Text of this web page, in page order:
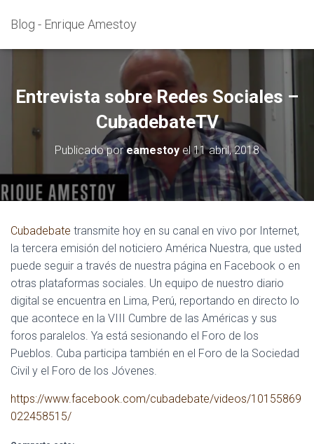
Blog - Enrique Amestoy
Entrevista sobre Redes Sociales –
CubadebateTV
Publicado poreamestoy el11 abril, 2018
Cubadebate transmite hoy en su canal en vivo por Internet,
la tercera emisión del noticiero América Nuestra, que usted
puede seguir a través de nuestra página en Facebook o en
otras plataformas sociales. Un equipo de nuestro diario
digital se encuentra en Lima, Perú, reportando en directo lo
que acontece en la VIII Cumbre de las Américas y sus
foros paralelos. Ya está sesionando el Foro de los
Pueblos. Cuba participa también en el Foro de la Sociedad
Civil y el Foro de los Jóvenes.
https://www.facebook.com/cubadebate/videos/10155869
022458515/